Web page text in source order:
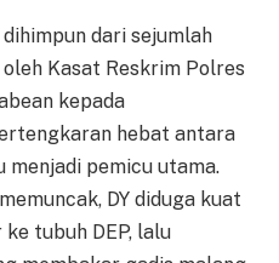
dari sejumlah
Kasat Reskrim Polres
kepada
hebat antara
menjadi pemicu utama.
DY diduga kuat
tubuh DEP, lalu